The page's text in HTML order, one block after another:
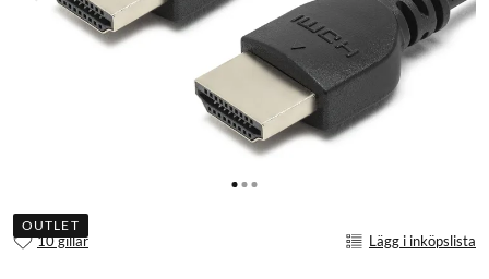
OUTLET
10 gillar Lägg i inköpslista